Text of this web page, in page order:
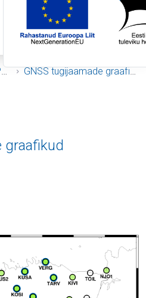
GNSS tugijaamade graafikud
graafikud